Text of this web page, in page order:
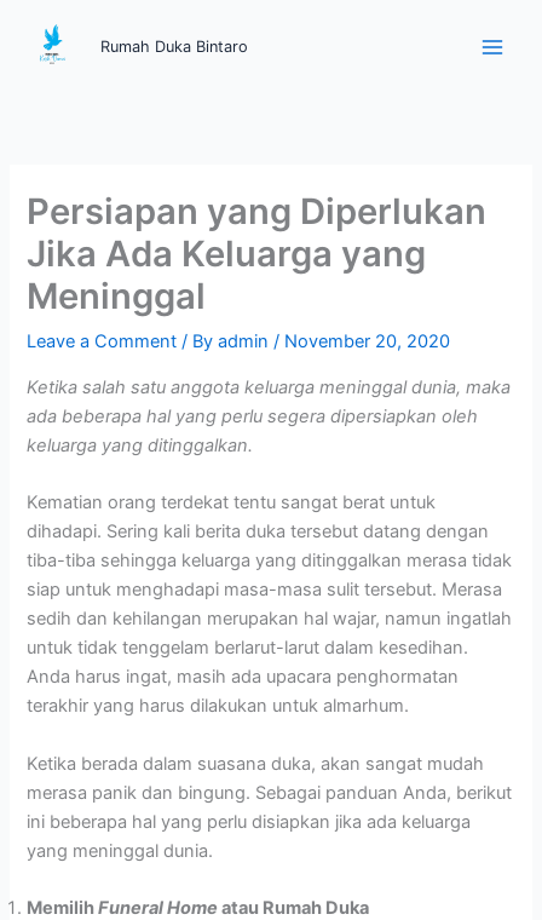
content
Rumah Duka Bintaro
Persiapan yang Diperlukan
Jika Ada Keluarga yang
Meninggal
Leave a Comment / Byadmin/ November 20, 2020
Ketika salah satu anggota keluarga meninggal dunia, maka
ada beberapa hal yang perlu segera dipersiapkan oleh
keluarga yang ditinggalkan.
Kematian orang terdekat tentu sangat berat untuk
dihadapi. Sering kali berita duka tersebut datang dengan
tiba-tiba sehingga keluarga yang ditinggalkan merasa tidak
siap untuk menghadapi masa-masa sulit tersebut. Merasa
sedih dan kehilangan merupakan hal wajar, namun ingatlah
untuk tidak tenggelam berlarut-larut dalam kesedihan.
Anda harus ingat, masih ada upacara penghormatan
terakhir yang harus dilakukan untuk almarhum.
Ketika berada dalam suasana duka, akan sangat mudah
merasa panik dan bingung. Sebagai panduan Anda, berikut
ini beberapa hal yang perlu disiapkan jika ada keluarga
yang meninggal dunia.
MemilihFuneral Homeatau Rumah Duka